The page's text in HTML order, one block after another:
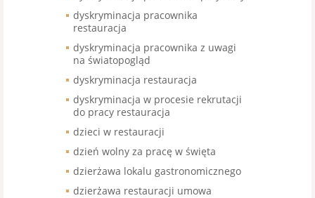
dyskryminacja pracownika
restauracja
dyskryminacja pracownika z uwagi
na światopogląd
dyskryminacja restauracja
dyskryminacja w procesie rekrutacji
do pracy restauracja
dzieci w restauracji
dzień wolny za pracę w święta
dzierżawa lokalu gastronomicznego
dzierżawa restauracji umowa